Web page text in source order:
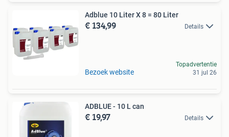
Adblue 10 Liter X 8 = 80 Liter
€ 134,99 Details
Bezoek website
Topadvertentie
31 jul 26
ADBLUE - 10 L can
€ 19,97 Details